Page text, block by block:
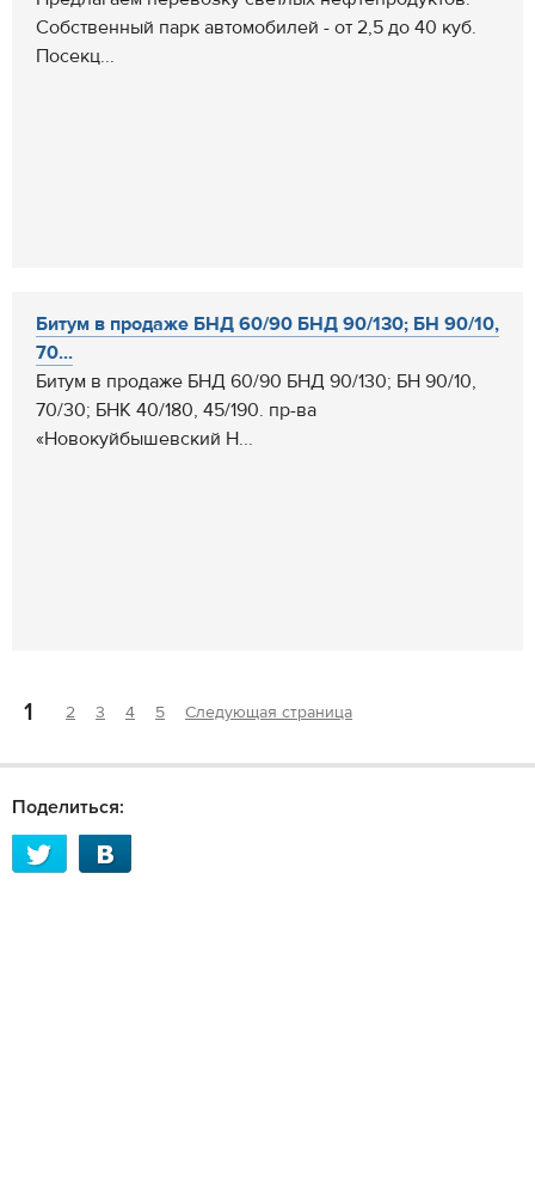
Собственный парк автомобилей - от 2,5 до 40 куб.
Посекц...
Битум в продаже БНД 60/90 БНД 90/130; БН 90/10,
70...
Битум в продаже БНД 60/90 БНД 90/130; БН 90/10,
70/30; БНК 40/180, 45/190. пр-ва
«Новокуйбышевский Н...
1 2 3 4 5 Следующая страница
Поделиться: